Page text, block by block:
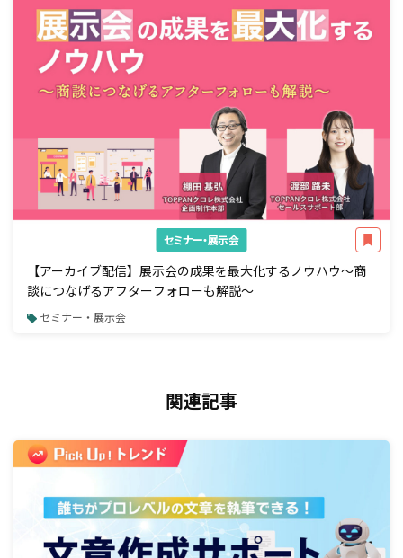
セミナー・展示会
【アーカイブ配信】展示会の成果を最大化するノウハウ～商
談につなげるアフターフォローも解説～
セミナー・展示会
関連記事